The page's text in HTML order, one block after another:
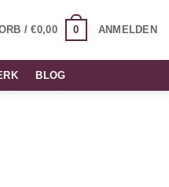
/€0,00 0 ANMELDEN
BLOG